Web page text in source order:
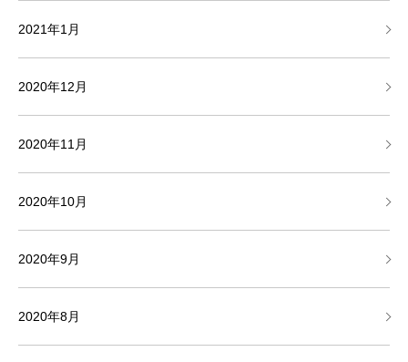
2021年1月
2020年12月
2020年11月
2020年10月
2020年9月
2020年8月